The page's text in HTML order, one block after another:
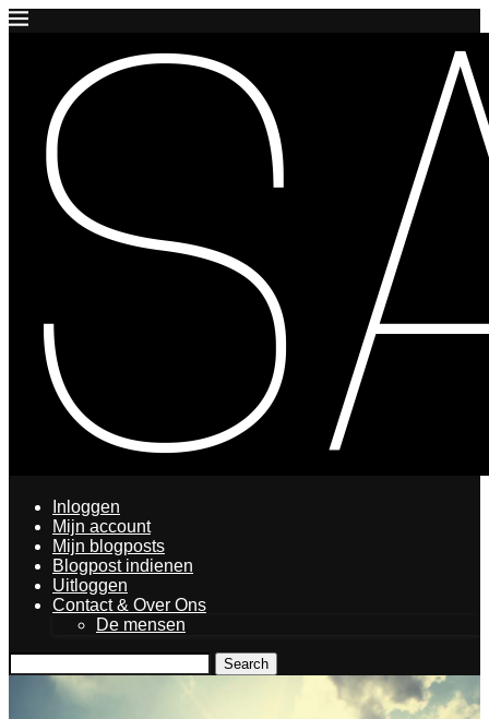
Inloggen
Mijn account
Mijn blogposts
Blogpost indienen
Uitloggen
Contact & Over Ons
De mensen
Search